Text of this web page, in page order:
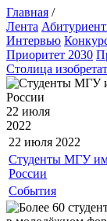
Главная /
Лента
Интервью
Приоритет 2030
Столица
22 июля
2022
22 июля 2022
Студенты МГУ
России
События